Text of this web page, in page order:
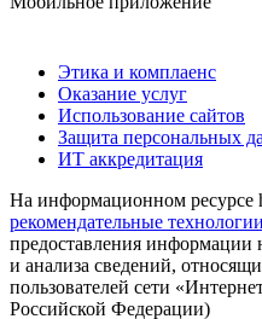
Этика и комплаенс
Оказание услуг
Использование сайтов
Защита персональных
ИТ аккредитация
На информационном ресурсе
рекомендательные технологии
предоставления информации
и анализа сведений,
пользователей сети
Российской Федерации)